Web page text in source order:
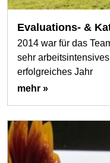
Evaluations- &
2014 war für das
sehr
erfolgreiches Jahr
mehr »